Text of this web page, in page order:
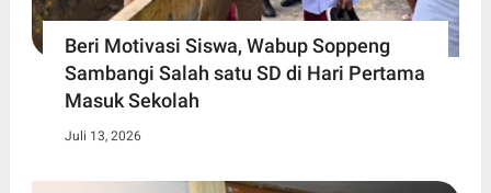
Beri Motivasi Siswa, Wabup Soppeng
Sambangi Salah satu SD di Hari Pertama
Masuk Sekolah
Juli 13, 2026